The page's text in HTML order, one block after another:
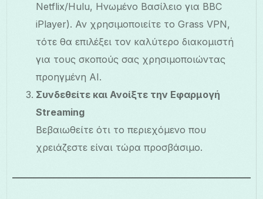
Netflix/Hulu, Ηνωμένο Βασίλειο για BBC
iPlayer). Αν χρησιμοποιείτε το Grass VPN,
τότε θα επιλέξει τον καλύτερο διακομιστή
για τους σκοπούς σας χρησιμοποιώντας
προηγμένη AI.
Συνδεθείτε και Ανοίξτε την Εφαρμογή
Streaming
Βεβαιωθείτε ότι το περιεχόμενο που
χρειάζεστε είναι τώρα προσβάσιμο.